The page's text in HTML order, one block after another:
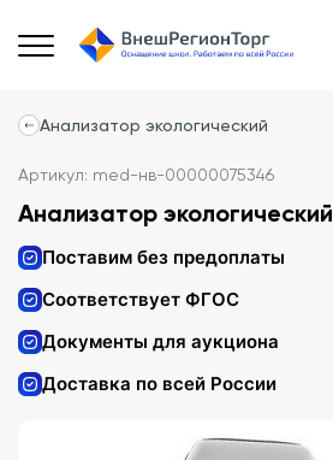
Анализатор экологический
Артикул: med-нв-00000075346
Анализатор экологический
Поставим без предоплаты
Соответствует ФГОС
Документы для аукциона
Доставка по всей России